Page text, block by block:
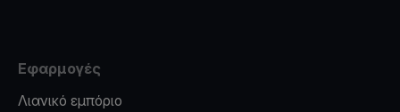
Εφαρμογές
Λιανικό εμπόριο